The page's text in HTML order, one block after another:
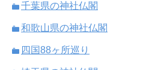
千葉県の神社仏閣
和歌山県の神社仏閣
四国88ヶ所巡り